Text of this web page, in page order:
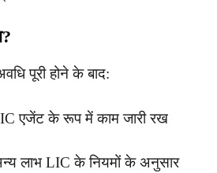
पूरी होने के बाद:
एजेंट के रूप में काम जारी रख
लाभ LIC के नियमों के अनुसार